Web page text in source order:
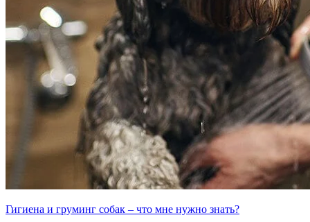
Гигиена и груминг собак – что мне нужно знать?